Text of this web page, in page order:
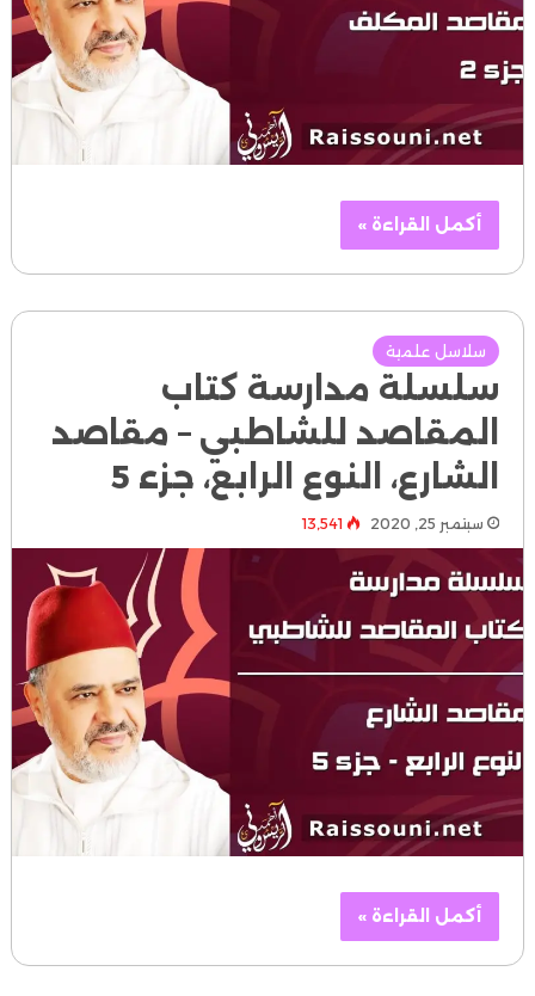
أكمل القراءة »
سلاسل علمية
سلسلة مدارسة كتاب
المقاصد للشاطبي – مقاصد
الشارع، النوع الرابع، جزء 5
سبتمبر 25, 2020 13٬541
أكمل القراءة »